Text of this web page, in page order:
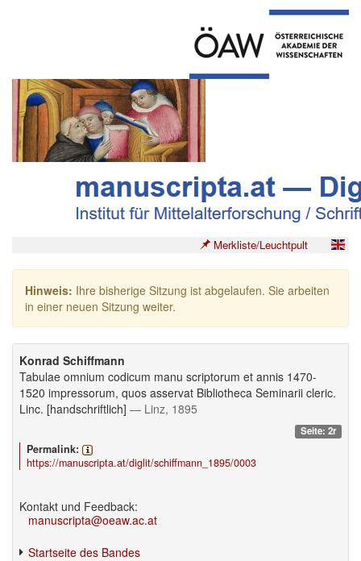
Merkliste/Leuchtpult
Hinweis: Ihre bisherige Sitzung ist abgelaufen. Sie arbeiten
in einer neuen Sitzung weiter.
Konrad Schiffmann
Tabulae omnium codicum manu scriptorum et annis 1470-
1520 impressorum, quos asservat Bibliotheca Seminarii cleric.
Linc. [handschriftlich] — Linz, 1895
Seite: 2r
Permalink:
https://manuscripta.at/diglit/schiffmann_1895/0003
Kontakt und Feedback:
manuscripta@oeaw.ac.at
Startseite des Bandes